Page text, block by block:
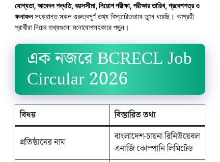
যোগ্যতা, আবেদন পদ্ধতি, বয়সসীমা, নিয়োগ পরীক্ষা, পরীক্ষার তারিখ, প্রবেশপত্র ও
ফলাফলসংক্রান্ত সকল গুরুত্বপূর্ণ তথ্য বিস্তারিতভাবে তুলে ধরেছি। আগ্রহী
প্রার্থীরা নিচের তথ্যগুলো মনোযোগসহকারে পড়ুন।
এক নজরে BCRECL Job
Circular 2026
বিষয়
বিস্তারিত তথ্য
প্রতিষ্ঠানের নাম
বাংলাদেশ-চায়না রিনিউয়েবল
এনার্জি কোম্পানি লিমিটেড